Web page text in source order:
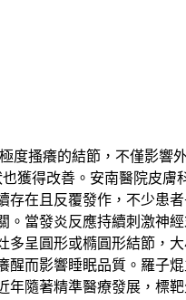
度搔癢的結節，不僅影響
獲得改善。安南醫院皮膚
在且反覆發作，不少患
當發炎反應持續刺激神
呈圓形或橢圓形結節，
而影響睡眠品質。羅子
隨著精準醫療發展，標